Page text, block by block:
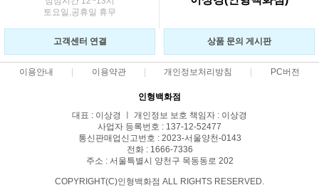
토요일,공휴일 휴무
고객센터 연결 상품 문의 게시판
이용안내 이용약관 개인정보처리방침 PC버전
인형백화점
대표 : 이상경 ㅣ 개인정보 보호 책임자 : 이상경
사업자 등록번호 : 137-12-52477
통신판매업신고번호 : 2023-서울양천-0143
전화 : 1666-7336
주소 : 서울특별시 양천구 목동동로 202
COPYRIGHT(C)인형백화점 ALL RIGHTS RESERVED.